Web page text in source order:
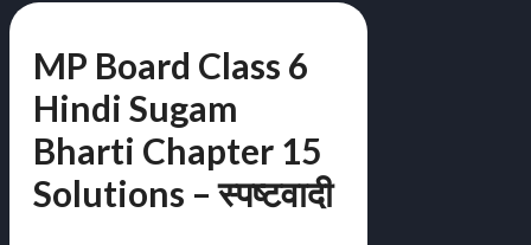
MP Board Class 6
Hindi Sugam
Bharti Chapter 15
Solutions – स्पष्टवादी